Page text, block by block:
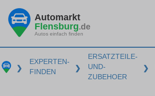
Automarkt
Flensburg.de
Autos einfach finden
❯
EXPERTEN-
FINDEN
❯
ERSATZTEILE-
UND-
ZUBEHOER
❯